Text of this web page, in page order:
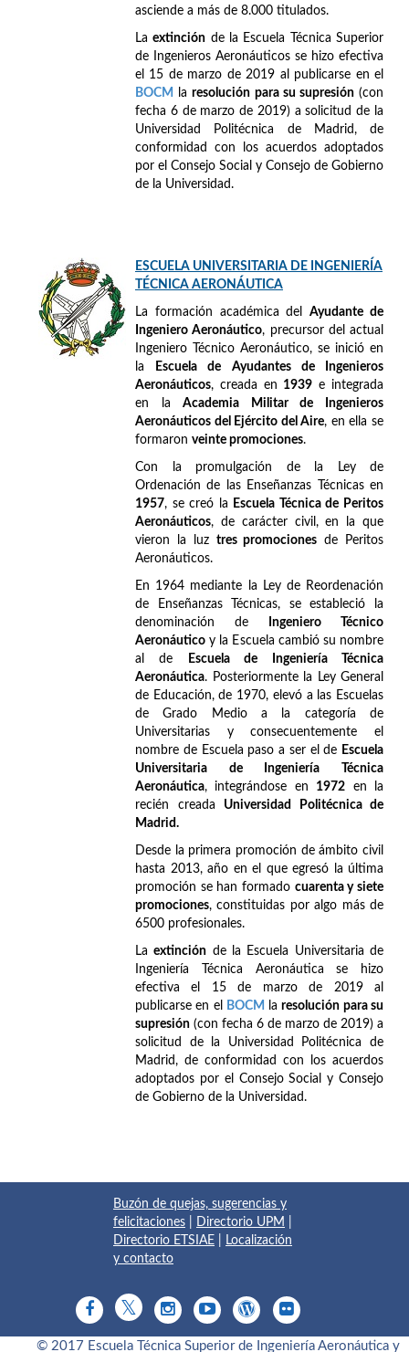
asciende a más de 8.000 titulados.
Laextinción de la Escuela Técnica Superior
de Ingenieros Aeronáuticos se hizo efectiva
el 15 de marzo de 2019 al publicarse en el
BOCM
laresolución para su supresión(con
fecha 6 de marzo de 2019) a solicitud de la
Universidad Politécnica de Madrid, de
conformidad con los acuerdos adoptados
por el Consejo Social y Consejo de Gobierno
de la Universidad.
ESCUELA UNIVERSITARIA DE INGENIERÍA
TÉCNICA AERONÁUTICA
La formación académica delAyudante de
Ingeniero Aeronáutico, precursor del actual
Ingeniero Técnico Aeronáutico, se inició en
la
Escuela de Ayudantes de Ingenieros
Aeronáuticos, creada en 1939 e integrada
en laAcademia Militar de Ingenieros
Aeronáuticos del Ejército del Aire, en ella se
formaron veinte promociones.
Con la promulgación de la Ley de
Ordenación de las Enseñanzas Técnicas en
1957, se creó la
Escuela Técnica de Peritos
Aeronáuticos, de carácter civil, en la que
vieron la luz tres promociones de Peritos
Aeronáuticos.
En 1964 mediante la Ley de Reordenación
de Enseñanzas Técnicas, se estableció la
denominación de
Ingeniero Técnico
Aeronáutico y la Escuela cambió su nombre
al de
Escuela de Ingeniería Técnica
Aeronáutica. Posteriormente la Ley General
de Educación, de 1970, elevó a las Escuelas
de Grado Medio a la categoría de
Universitarias y consecuentemente el
nombre de Escuela paso a ser el de Escuela
Universitaria de Ingeniería Técnica
Aeronáutica, integrándose en 1972 en la
recién creada Universidad Politécnica de
Madrid.
Desde la primera promoción de ámbito civil
hasta 2013, año en el que egresó la última
promoción se han formado cuarenta y siete
promociones, constituidas por algo más de
6500 profesionales.
Laextinción de la Escuela Universitaria de
Ingeniería Técnica Aeronáutica se hizo
efectiva el 15 de marzo de 2019 al
publicarse en el
BOCM laresolución para su
supresión (con fecha 6 de marzo de 2019) a
solicitud de la Universidad Politécnica de
Madrid, de conformidad con los acuerdos
adoptados por el Consejo Social y Consejo
de Gobierno de la Universidad.
Buzón de quejas, sugerencias y
felicitaciones
Directorio UPM
Directorio ETSIAE
Localización
y contacto
© 2017 Escuela Técnica Superior de Ingeniería Aeronáutica y